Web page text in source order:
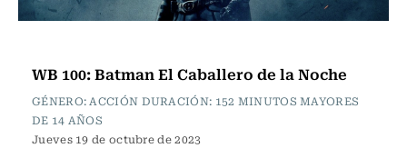
WB 100: Batman El Caballero de la Noche
GÉNERO: ACCIÓN DURACIÓN: 152 MINUTOS MAYORES
DE 14 AÑOS
Jueves 19 de octubre de 2023